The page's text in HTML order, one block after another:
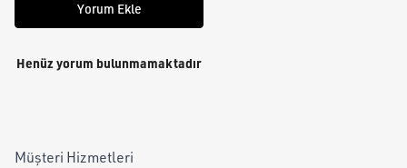
Yorum Ekle
Henüz yorum bulunmamaktadır
Müşteri Hizmetleri